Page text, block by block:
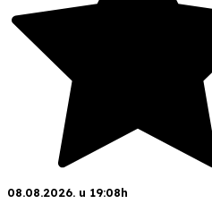
08.08.2026. u 19:08h